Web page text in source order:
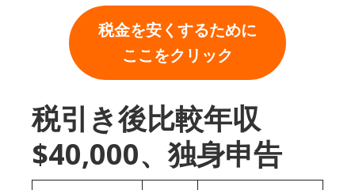
税金を安くするために
ここをクリック
税引き後比較年収
$40,000、独身申告